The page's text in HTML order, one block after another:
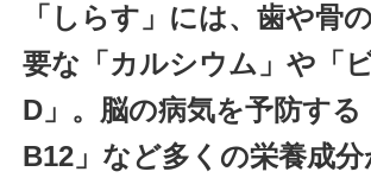
「しらす」には、歯や骨
要な「カルシウム」や「
D」。脳の病気を予防す
B12」など多くの栄養成